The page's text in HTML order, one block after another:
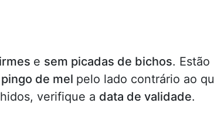
e sem picadas de bichos. Estão
pingo de mel pelo lado contrário ao
verifique a data de validade.